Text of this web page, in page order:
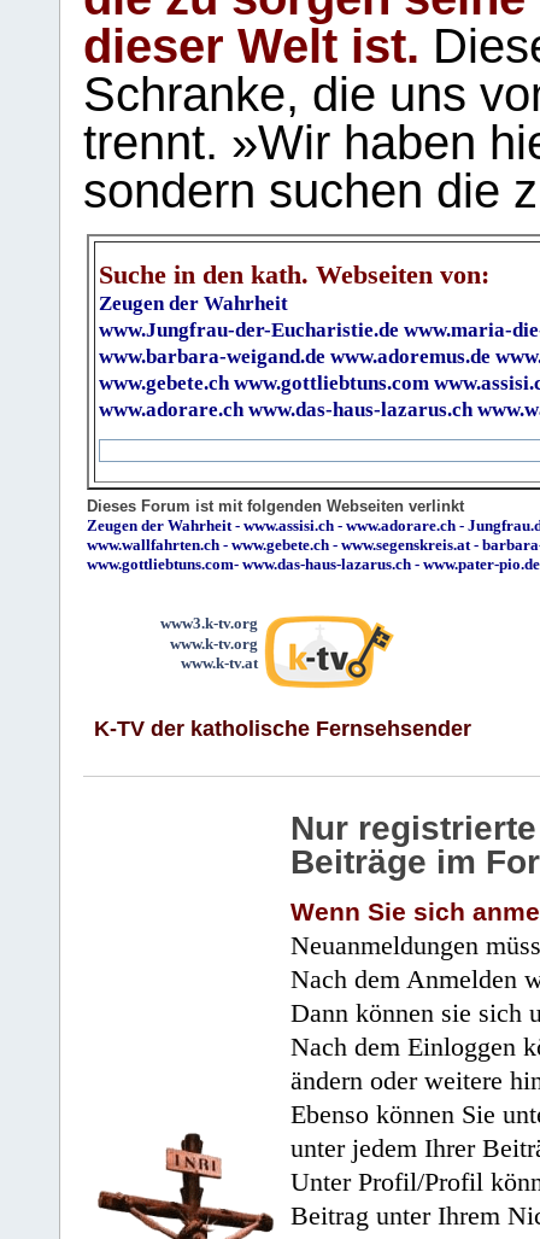
dieser Welt ist.
Schranke, die uns
trennt. »Wir haben
sondern suchen die
Suche in den kath. Webseiten von:
Zeugen der Wahrheit
www.Jungfrau-der-Eucharistie.de www.maria-
www.barbara-weigand.de www.adoremus.de
www.gebete.ch www.gottliebtuns.com
www.adorare.ch www.das-haus-lazarus.ch
Dieses Forum ist mit folgenden Webseiten verlinkt
Zeugen der Wahrheit - www.assisi.ch - www.adorare.ch -
www.wallfahrten.ch - www.gebete.ch - www.segenskreis.at -
www.gottliebtuns.com- www.das-haus-lazarus.ch - www.pater-pio.de
www3.k-tv.org
www.k-tv.org
www.k-tv.at
K-TV der katholische Fernsehsender
Nur
Beiträge im
Wenn Sie sich
Neuanmeldungen
Nach dem Anmelden
Dann können sie sich
Nach dem Einloggen
ändern oder weitere
Ebenso können Sie
unter jedem Ihrer
Unter Profil/Profil
Beitrag unter Ihrem